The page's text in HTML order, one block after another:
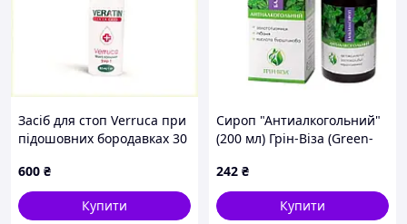
Засіб для стоп Verruca при
підошовних бородавках 30
600 ₴
Купити
Сироп "Антиалкогольний"
(200 мл) Грін-Віза (Green-
242 ₴
Купити